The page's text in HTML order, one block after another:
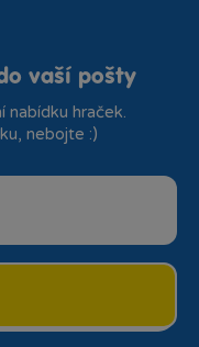
vaší pošty
nabídku hraček.
nebojte :)